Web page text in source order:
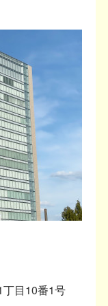
目10番1号